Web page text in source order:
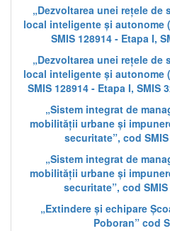
„Dezvoltarea unei rețele
local inteligente și autonome
SMIS 128914 - Etapa I,
„Dezvoltarea unei rețele
local inteligente și autonome
SMIS 128914 - Etapa I, SMIS
„Sistem integrat de
mobilității urbane și
securitate”, cod
„Sistem integrat de
mobilității urbane și
securitate”, cod
„Extindere și echipare
Poboran” cod